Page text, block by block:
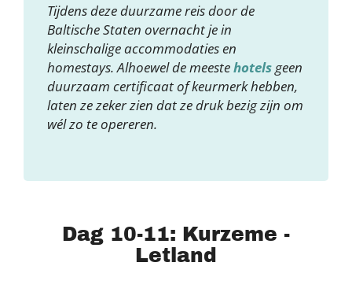
Tijdens deze duurzame reis door de
Baltische Staten overnacht je in
kleinschalige accommodaties en
homestays. Alhoewel de meestehotelsgeen
duurzaam certificaat of keurmerk hebben,
laten ze zeker zien dat ze druk bezig zijn om
wél zo te opereren.
Dag 10-11: Kurzeme -
Letland